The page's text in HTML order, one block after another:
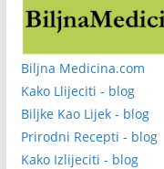
Biljna Medicina.com
Kako Llijeciti - blog
Biljke Kao Lijek - blog
Prirodni Recepti - blog
Kako Izlijeciti - blog